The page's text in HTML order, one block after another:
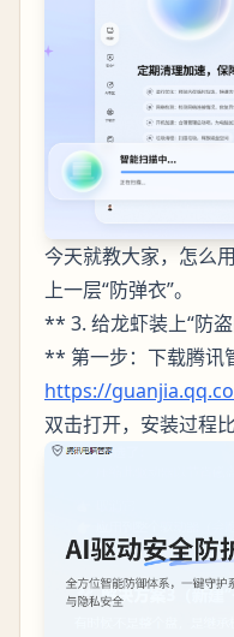
今天就教大家，怎么
上一层“防弹衣”。
** 3. 给龙虾装上“防
** 第一步：下载腾讯
https://
双击打开，安装过程比